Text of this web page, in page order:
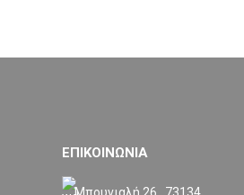
ΕΠΙΚΟΙΝΩΝΙΑ